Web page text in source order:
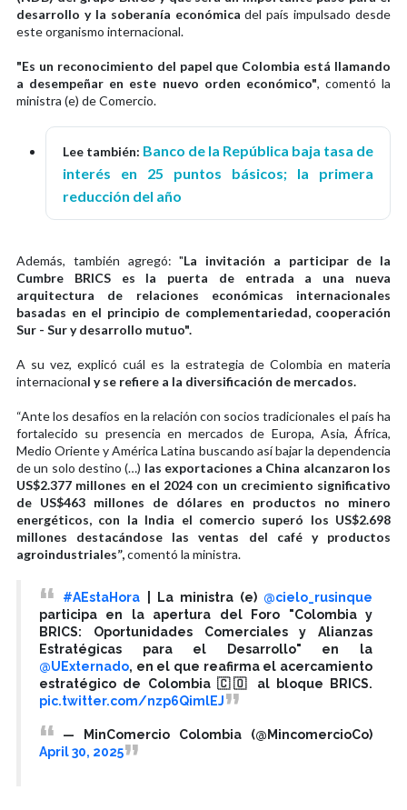
desarrollo y la soberanía económica del país impulsado desde
este organismo internacional.
"Es un reconocimiento del papel que Colombia está llamando
a desempeñar en este nuevo orden económico", comentó la
ministra (e) de Comercio.
Lee también: Banco de la República baja tasa de
interés en 25 puntos básicos; la primera
reducción del año
Además, también agregó: "La invitación a participar de la
Cumbre BRICS es la puerta de entrada a una nueva
arquitectura de relaciones económicas internacionales
basadas en el principio de complementariedad, cooperación
Sur - Sur y desarrollo mutuo".
A su vez, explicó cuál es la estrategia de Colombia en materia
internacional y se refiere a la diversificación de mercados.
“Ante los desafíos en la relación con socios tradicionales el país ha
fortalecido su presencia en mercados de Europa, Asia, África,
Medio Oriente y América Latina buscando así bajar la dependencia
de un solo destino (…) las exportaciones a China alcanzaron los
US$2.377 millones en el 2024 con un crecimiento significativo
de US$463 millones de dólares en productos no minero
energéticos, con la India el comercio superó los US$2.698
millones destacándose las ventas del café y productos
agroindustriales”,comentó la ministra.
#AEstaHora | La ministra (e) @cielo_rusinque
participa en la apertura del Foro "Colombia y
BRICS: Oportunidades Comerciales y Alianzas
Estratégicas para el Desarrollo" en la
@UExternado, en el que reafirma el acercamiento
estratégico de Colombia 🇨🇴 al bloque BRICS.
pic.twitter.com/nzp6QimlEJ
— MinComercio Colombia (@MincomercioCo)
April 30, 2025